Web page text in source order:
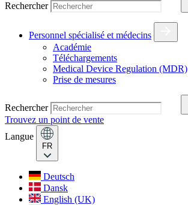
Rechercher
Personnel spécialisé et médecins
Académie
Téléchargements
Medical Device Regulation (MDR)
Prise de mesures
Rechercher
Trouvez un point de vente
Langue
FR
Deutsch
Dansk
English (UK)